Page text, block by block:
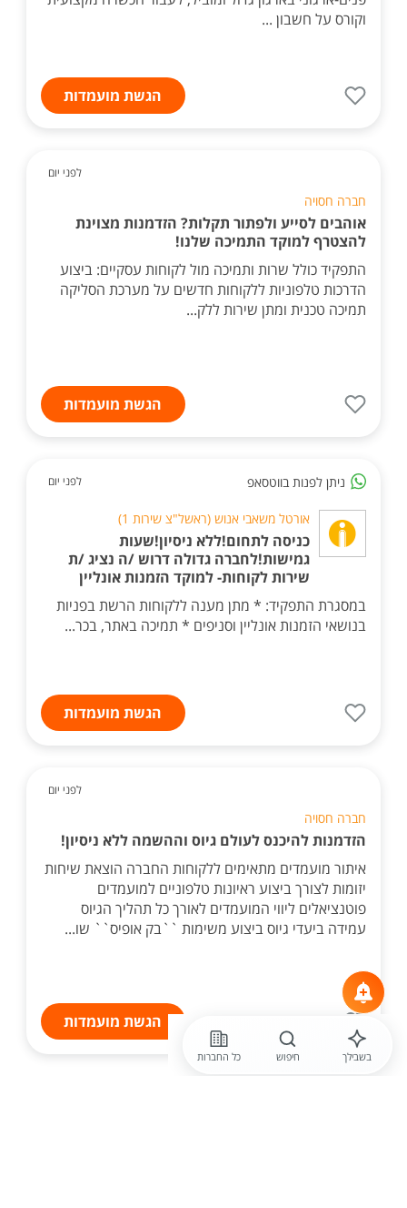
וקורס על חשבון ...
הגשת מועמדות
לפני יום
חברה חסויה
אוהבים לסייע ולפתור תקלות? הזדמנות מצוינת
להצטרף למוקד התמיכה שלנו!
התפקיד כולל שרות ותמיכה מול לקוחות עסקיים: ביצוע
הדרכות טלפוניות ללקוחות חדשים על מערכת הסליקה
תמיכה טכנית ומתן שירות ללק...
הגשת מועמדות
ניתן לפנות בווטסאפ לפני יום
אורטל משאבי אנוש (ראשל"צ שירות 1)
כניסה לתחום!ללא ניסיון!שעות
גמישות!לחברה גדולה דרוש /ה נציג /ת
שירות לקוחות- למוקד הזמנות אונליין
במסגרת התפקיד: * מתן מענה ללקוחות הרשת בפניות
בנושאי הזמנות אונליין וסניפים * תמיכה באתר, בכר...
הגשת מועמדות
לפני יום
חברה חסויה
הזדמנות להיכנס לעולם גיוס וההשמה ללא ניסיון!
איתור מועמדים מתאימים ללקוחות החברה הוצאת שיחות
יזומות לצורך ביצוע ראיונות טלפוניים למועמדים
פוטנציאלים ליווי המועמדים לאורך כל תהליך הגיוס
עמידה ביעדי גיוס ביצוע משימות ``בק אופיס`` שו...
הגשת מועמדות
בשבילך חיפוש כל החברות